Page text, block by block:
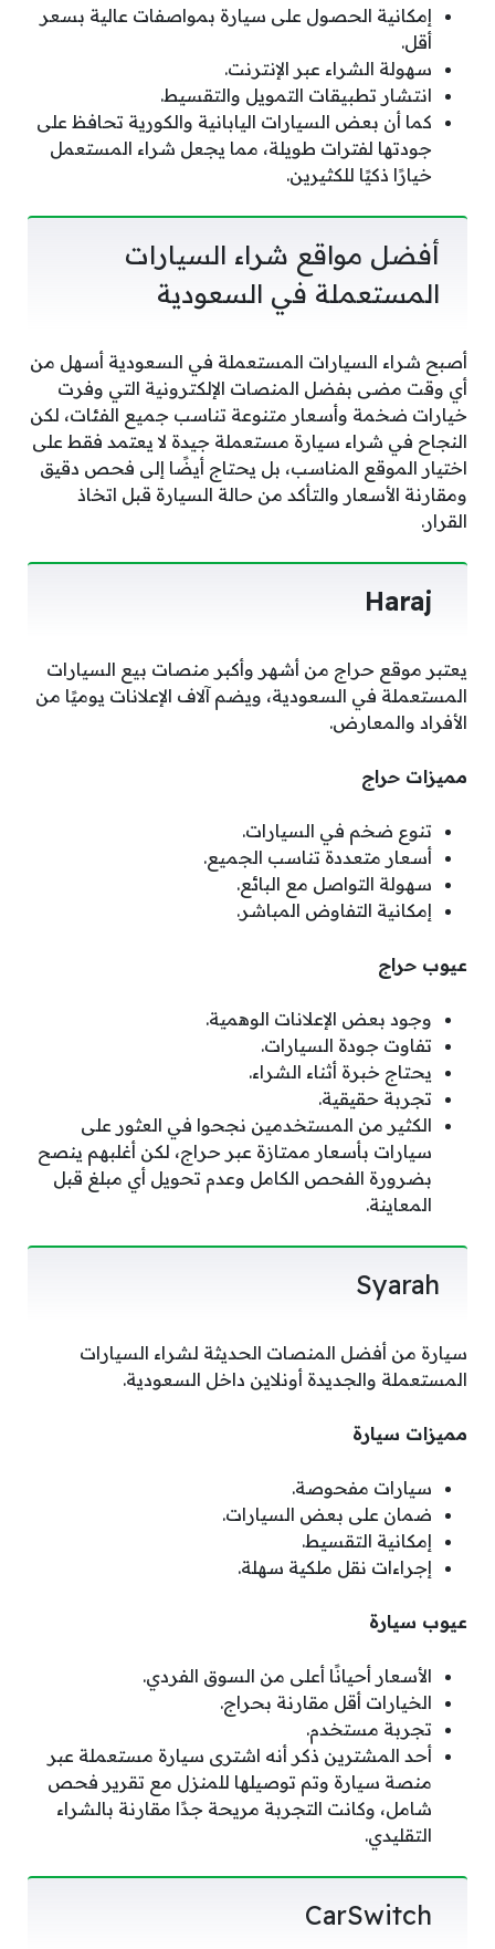
إمكانية الحصول على سيارة بمواصفات عالية بسعر
أقل.
سهولة الشراء عبر الإنترنت.
انتشار تطبيقات التمويل والتقسيط.
كما أن بعض السيارات اليابانية والكورية تحافظ على
جودتها لفترات طويلة، مما يجعل شراء المستعمل
خيارًا ذكيًا للكثيرين.
أفضل مواقع شراء السيارات
المستعملة في السعودية
أصبح شراء السيارات المستعملة في السعودية أسهل من
أي وقت مضى بفضل المنصات الإلكترونية التي وفرت
خيارات ضخمة وأسعار متنوعة تناسب جميع الفئات، لكن
النجاح في شراء سيارة مستعملة جيدة لا يعتمد فقط على
اختيار الموقع المناسب، بل يحتاج أيضًا إلى فحص دقيق
ومقارنة الأسعار والتأكد من حالة السيارة قبل اتخاذ
القرار.
Haraj
يعتبر موقع حراج من أشهر وأكبر منصات بيع السيارات
المستعملة في السعودية، ويضم آلاف الإعلانات يوميًا من
الأفراد والمعارض.
مميزات حراج
تنوع ضخم في السيارات.
أسعار متعددة تناسب الجميع.
سهولة التواصل مع البائع.
إمكانية التفاوض المباشر.
عيوب حراج
وجود بعض الإعلانات الوهمية.
تفاوت جودة السيارات.
يحتاج خبرة أثناء الشراء.
تجربة حقيقية.
الكثير من المستخدمين نجحوا في العثور على
سيارات بأسعار ممتازة عبر حراج، لكن أغلبهم ينصح
بضرورة الفحص الكامل وعدم تحويل أي مبلغ قبل
المعاينة.
Syarah
سيارة من أفضل المنصات الحديثة لشراء السيارات
المستعملة والجديدة أونلاين داخل السعودية.
مميزات سيارة
سيارات مفحوصة.
ضمان على بعض السيارات.
إمكانية التقسيط.
إجراءات نقل ملكية سهلة.
عيوب سيارة
الأسعار أحيانًا أعلى من السوق الفردي.
الخيارات أقل مقارنة بحراج.
تجربة مستخدم.
أحد المشترين ذكر أنه اشترى سيارة مستعملة عبر
منصة سيارة وتم توصيلها للمنزل مع تقرير فحص
شامل، وكانت التجربة مريحة جدًا مقارنة بالشراء
التقليدي.